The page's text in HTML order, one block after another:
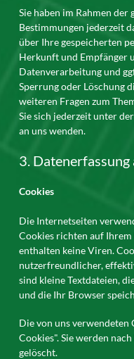
Sie haben im Rahmen der
Bestimmungen jederzeit
über Ihre gespeicherten
Herkunft und Empfänger
Datenverarbeitung und
Sperrung oder Löschung
weiteren Fragen zum
Sie sich jederzeit unter
an uns wenden.
3.
Cookies
Die Internetseiten
Cookies richten auf Ihrem
enthalten keine Viren.
nutzerfreundlicher,
sind kleine Textdateien,
und die Ihr Browser
Die von uns verwendeten
Cookies". Sie werden
gelöscht.